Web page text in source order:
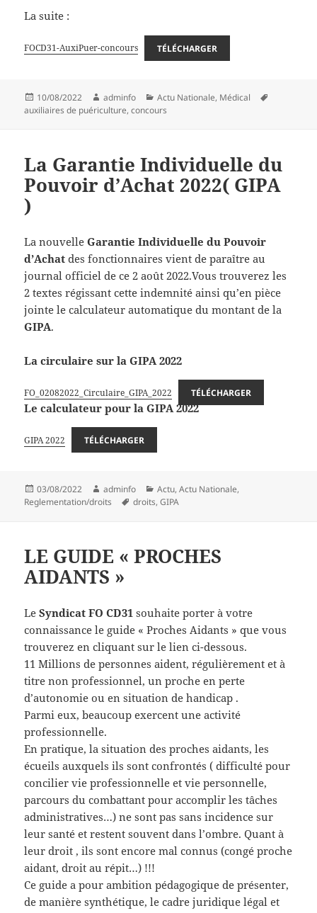
La suite :
FOCD31-AuxiPuer-concours TÉLÉCHARGER
Publié
le
10/08/2022 Auteur
adminfo Catégories
Actu Nationale, Médical
auxiliaires de puériculture,concours
La Garantie Individuelle du
Pouvoir d’Achat 2022( GIPA
)
La nouvelleGarantie Individuelle du Pouvoir
d’Achat des fonctionnaires vient de paraître au
journal officiel de ce 2 août 2022.Vous trouverez les
2 textes régissant cette indemnité ainsi qu’en pièce
jointe le calculateur automatique du montant de la
GIPA.
La circulaire sur la GIPA 2022
FO_02082022_Circulaire_GIPA_2022 TÉLÉCHARGER
Le calculateur pour la GIPA 2022
GIPA 2022 TÉLÉCHARGER
Publié
le
03/08/2022 Auteur
adminfo Catégories
Actu,Actu Nationale,
Reglementation/droits
Mots-
droits,GIPA
LE GUIDE « PROCHES
AIDANTS »
LeSyndicat FO CD31 souhaite porter à votre
connaissance le guide « Proches Aidants » que vous
trouverez en cliquant sur le lien ci-dessous.
11 Millions de personnes aident, régulièrement et à
titre non professionnel, un proche en perte
d’autonomie ou en situation de handicap .
Parmi eux, beaucoup exercent une activité
professionnelle.
En pratique, la situation des proches aidants, les
écueils auxquels ils sont confrontés ( difficulté pour
concilier vie professionnelle et vie personnelle,
parcours du combattant pour accomplir les tâches
administratives…) ne sont pas sans incidence sur
leur santé et restent souvent dans l’ombre. Quant à
leur droit , ils sont encore mal connus (congé proche
aidant, droit au répit…) !!!
Ce guide a pour ambition pédagogique de présenter,
de manière synthétique, le cadre juridique légal et